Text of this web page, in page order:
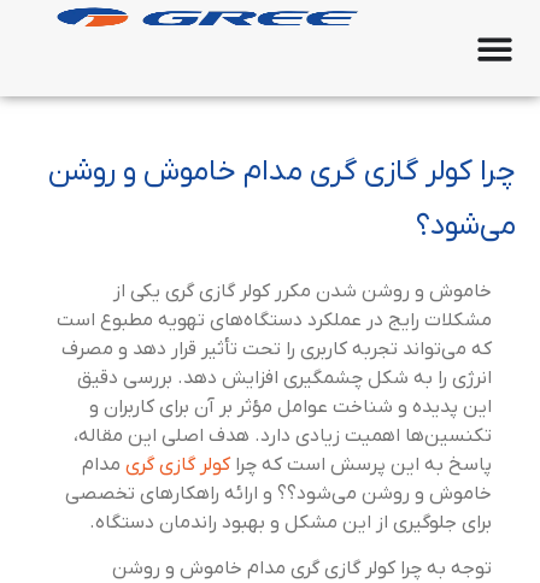
چرا کولر گازی گری مدام خاموش و روشن
می‌شود؟
خاموش و روشن شدن مکرر کولر گازی گری یکی از
مشکلات رایج در عملکرد دستگاه‌های تهویه مطبوع است
که می‌تواند تجربه کاربری را تحت تأثیر قرار دهد و مصرف
انرژی را به شکل چشمگیری افزایش دهد. بررسی دقیق
این پدیده و شناخت عوامل مؤثر بر آن برای کاربران و
تکنسین‌ها اهمیت زیادی دارد. هدف اصلی این مقاله،
پاسخ به این پرسش است که چراکولر گازی گری مدام
خاموش و روشن می‌شود؟؟ و ارائه راهکارهای تخصصی
برای جلوگیری از این مشکل و بهبود راندمان دستگاه.
توجه به چرا کولر گازی گری مدام خاموش و روشن